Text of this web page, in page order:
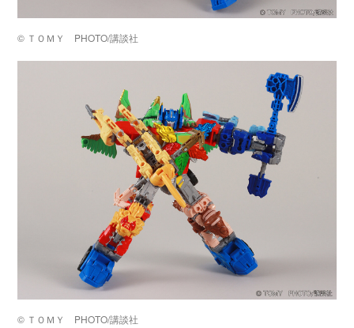
© ＴＯＭＹ PHOTO/講談社
© ＴＯＭＹ PHOTO/講談社